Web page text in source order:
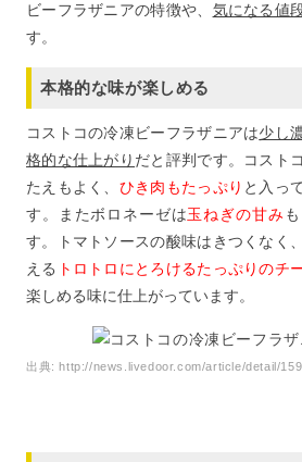
ビーフラザニアの特徴や、 気になる値
す。
本格的な味が楽しめる
コストコの冷凍ビーフラザニアは少し
格的な仕上がり だと評判です。コスト
たえもよく、 ひき肉もたっぷり と入っ
す。またボロネーゼは玉ねぎの甘み
す。トマトソースの酸味はきつくなく
える トロトロにとろけるたっぷりのチ
楽しめる味に仕上がっています。
出典:http://news.livedoor.com/article/detail/